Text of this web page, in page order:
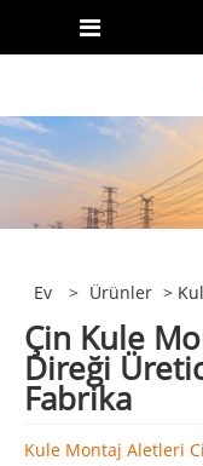
Ev > Ürünler >
Çin Kule
Direği
Fabrika
Kule Montaj Aletleri